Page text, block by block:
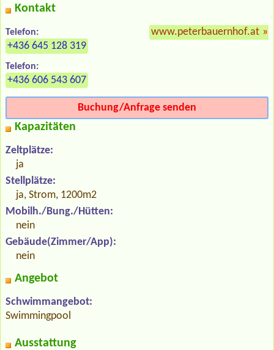
Kontakt
Telefon:
+436 645 128 319
Telefon:
+436 606 543 607
www.peterbauernhof.at »
Buchung/Anfrage senden
Kapazitäten
Zeltplätze:
ja
Stellplätze:
ja, Strom, 1200m2
Mobilh./Bung./Hütten:
nein
Gebäude(Zimmer/App):
nein
Angebot
Schwimmangebot:
Swimmingpool
Ausstattung